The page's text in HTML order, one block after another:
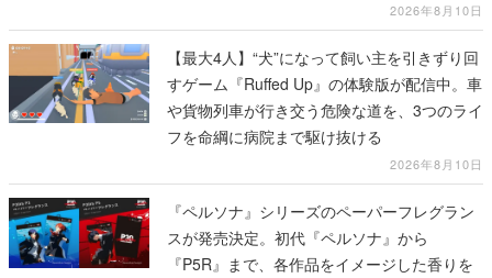
「ドルピックタウン」など計14曲が配信
2026年8月10日
【最大4人】“犬”になって飼い主を引きずり回
すゲーム『Ruffed Up』の体験版が配信中。車
や貨物列車が行き交う危険な道を、3つのライ
フを命綱に病院まで駆け抜ける
2026年8月10日
『ペルソナ』シリーズのペーパーフレグラン
スが発売決定。初代『ペルソナ』から
『P5R』まで、各作品をイメージした香りを